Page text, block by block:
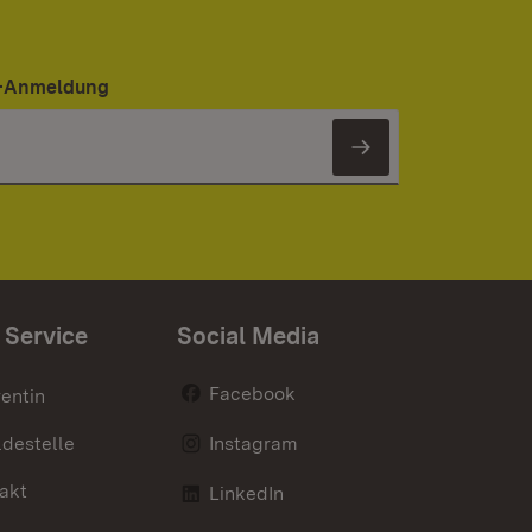
Newsletter
Service Social Media
Facebook
Instagram
LinkedIn